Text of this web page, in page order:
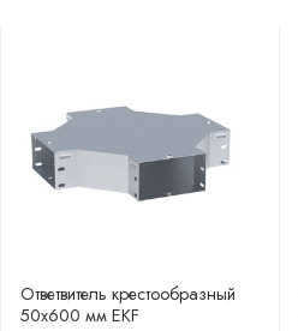
Ответвитель крестообразный
50х600 мм EKF